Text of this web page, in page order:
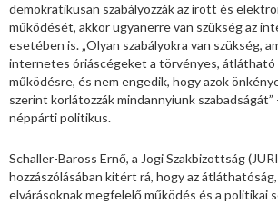
demokratikusan szabályozzák az írott és
működését, akkor ugyanerre van szükség az
esetében is. „Olyan szabályokra van szükség,
internetes óriáscégeket a törvényes,
működésre, és nem engedik, hogy azok
szerint korlátozzák mindannyiunk
néppárti politikus.
Schaller-Baross Ernő, a Jogi Szakbizottság
hozzászólásában kitért rá, hogy az
elvárásoknak megfelelő működés és a politikai